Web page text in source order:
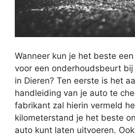
Wanneer kun je het beste
voor een onderhoudsbeurt bij
in Dieren? Ten eerste is het
handleiding van je auto te
fabrikant zal hierin vermeld
kilometerstand je het beste
auto kunt laten uitvoeren.